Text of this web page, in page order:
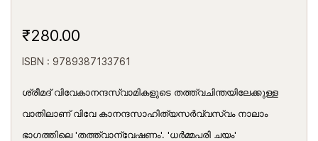
₹280.00
ISBN : 9789387133761
ശ്രീമദ് വിവേകാനന്ദസ്വാമികളുടെ തത്ത്വചിന്തയിലേക്കുള്ള
വാതിലാണ് വിവേ കാനന്ദസാഹിത്യസർവ്വസ്വം നാലാം
ഭാഗത്തിലെ 'തത്ത്വാന്വേഷണം'. 'ധർമ്മപരി ചയം'